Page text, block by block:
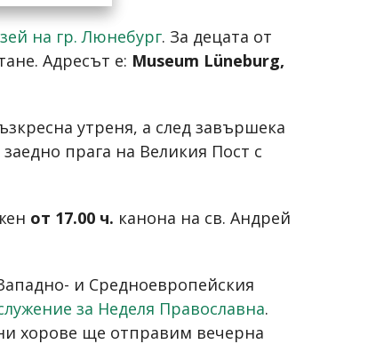
на гр. Люнебург. За децата от
Адресът е: Museum Lüneburg,
утреня, а след завършека
прага на Великия Пост с
от 17.00 ч. канона на св. Андрей
и Средноевропейския
за Неделя Православна.
хорове ще отправим вечерна